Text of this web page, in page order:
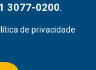
3077-0200.
de privacidade